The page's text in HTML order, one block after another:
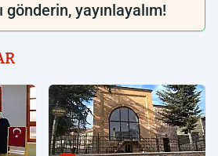
gönderin, yayınlayalım!